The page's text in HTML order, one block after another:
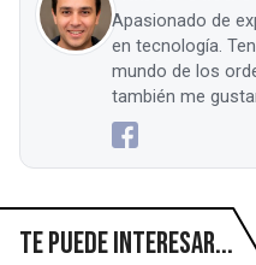
Apasionado de
en tecnología.
mundo de los
también me
Te puede interesar...